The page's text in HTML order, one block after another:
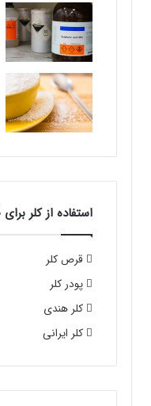
استفاده از کلر
قرص کلر
پودر کلر
کلر هندی
کلر ایرانی